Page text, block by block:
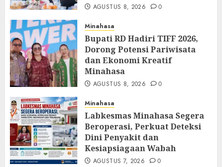
AGUSTUS 8, 2026 0
Minahasa
Bupati RD Hadiri TIFF 2026,
Dorong Potensi Pariwisata
dan Ekonomi Kreatif
Minahasa
AGUSTUS 8, 2026 0
Minahasa
Labkesmas Minahasa Segera
Beroperasi, Perkuat Deteksi
Dini Penyakit dan
Kesiapsiagaan Wabah
AGUSTUS 7, 2026 0